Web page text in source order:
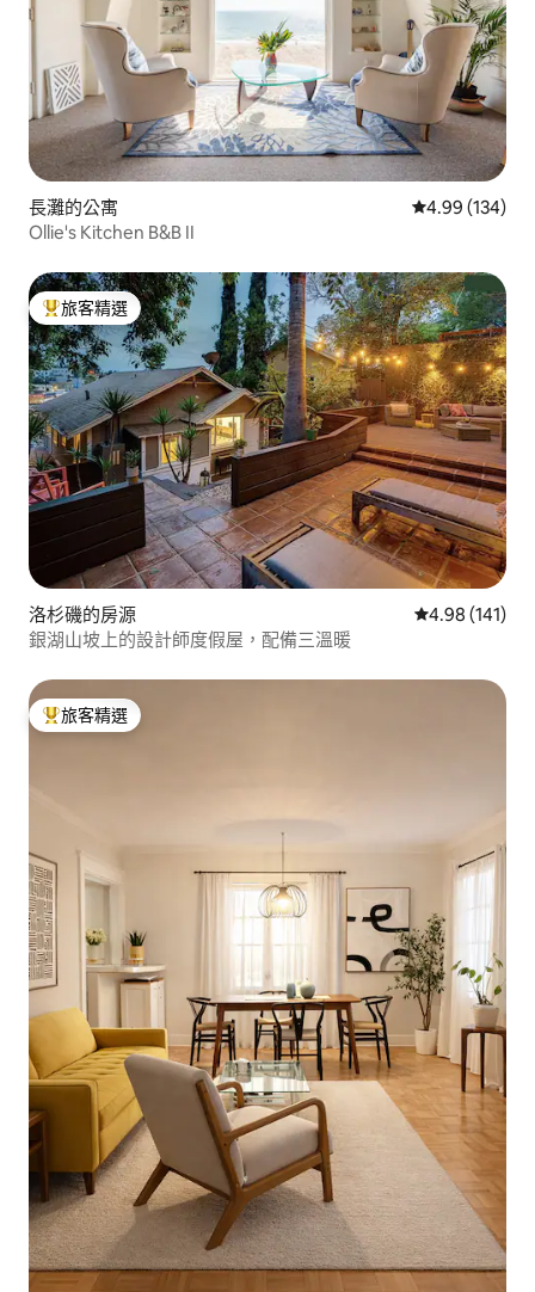
長灘的公寓 從 134 則評價
4.99 (134)
Ollie's Kitchen B&B II
旅客精選榜首
旅客精選
洛杉磯的房源 從 141 則評價
4.98 (141)
銀湖山坡上的設計師度假屋，配備三溫暖
旅客精選榜首
旅客精選